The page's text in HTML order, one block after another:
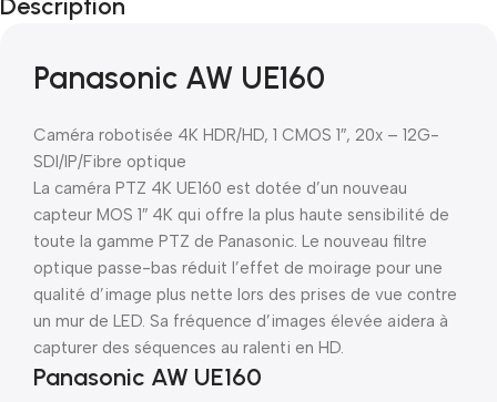
Description
Panasonic AW UE160
Caméra robotisée 4K HDR/HD, 1 CMOS 1″, 20x – 12G-
SDI/IP/Fibre optique
La caméra PTZ 4K UE160 est dotée d’un nouveau
capteur MOS 1″ 4K qui offre la plus haute sensibilité de
toute la gamme PTZ de Panasonic. Le nouveau filtre
optique passe-bas réduit l’effet de moirage pour une
qualité d’image plus nette lors des prises de vue contre
un mur de LED. Sa fréquence d’images élevée aidera à
capturer des séquences au ralenti en HD.
Panasonic AW UE160